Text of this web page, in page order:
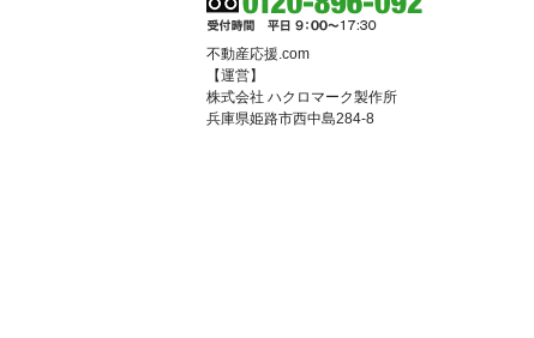
不動産応援.com
【運営】
株式会社 ハクロマーク製作所
兵庫県姫路市西中島284-8